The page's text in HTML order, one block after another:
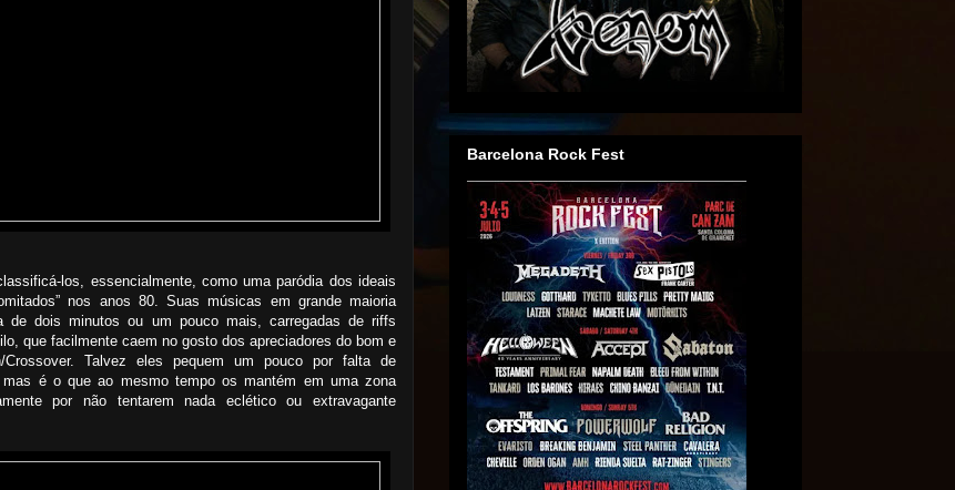
los, essencialmente, como uma paródia dos ideais
nos anos 80. Suas músicas em grande maioria
de dois minutos ou um pouco mais, carregadas de riffs
que facilmente caem no gosto dos apreciadores do bom e
Crossover. Talvez eles pequem um pouco por falta de
mas é o que ao mesmo tempo os mantém em uma zona
por não tentarem nada eclético ou extravagante
Barcelona Rock Fest